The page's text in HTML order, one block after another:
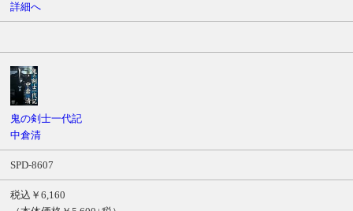
詳細へ
鬼の剣士一代記
中倉清
SPD-8607
税込￥6,160